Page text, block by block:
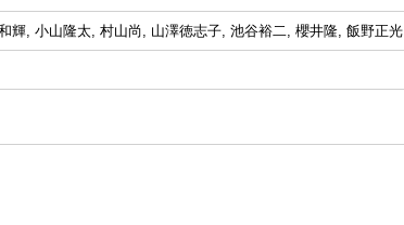
, 小山隆太, 村山尚, 山澤徳志子, 池谷裕二, 櫻井隆, 飯野正光